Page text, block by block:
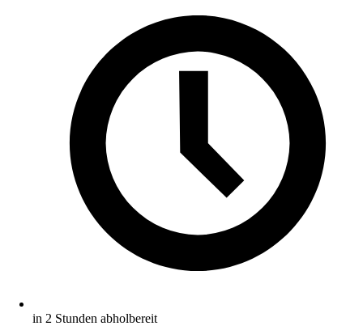
in 2 Stunden abholbereit